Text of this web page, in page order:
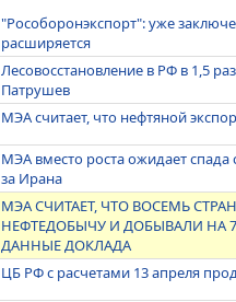
"Рособоронэкспорт": уже
расширяется
Лесовосстановление в РФ в 1,5
Патрушев
МЭА считает, что нефтяной
МЭА вместо роста ожидает спада
за Ирана
МЭА СЧИТАЕТ, ЧТО ВОСЕМЬ
НЕФТЕДОБЫЧУ И ДОБЫВАЛИ НА
ДАННЫЕ ДОКЛАДА
ЦБ РФ с расчетами 13 апреля